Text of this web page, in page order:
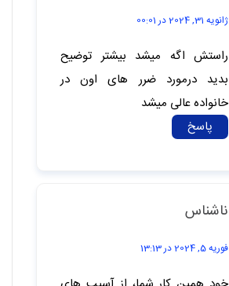
ژانویه 31, 2024 در 00:01
راستش اگه میشد بیشتر توضیح
بدید درمورد ضرر های اون در
خانواده عالی میشد
پاسخ
ناشناس
فوریه 5, 2024 در 13:13